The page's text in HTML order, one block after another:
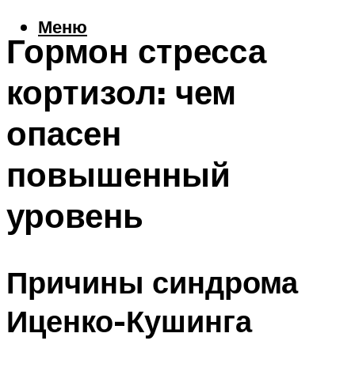
Меню
Гормон стресса
кортизол: чем
опасен
повышенный
уровень
Причины синдрома
Иценко-Кушинга